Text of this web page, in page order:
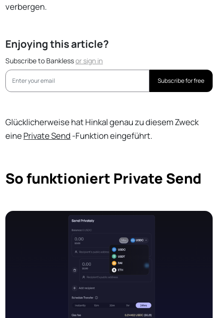
verbergen.
Enjoying this article?
Subscribe to Banklessorsign in
Subscribe for free
Glücklicherweise hat Hinkal genau zu diesem Zweck
einePrivate Send -Funktion eingeführt.
So funktioniert Private Send